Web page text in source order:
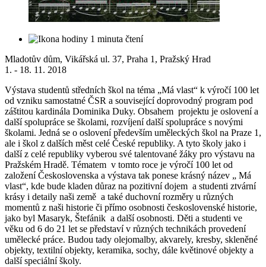
1 minuta čtení
Mladotův dům, Vikářská ul. 37, Praha 1, Pražský Hrad
1. - 18. 11. 2018
Výstava studentů středních škol na téma „Má vlast“ k výročí 100 let
od vzniku samostatné ČSR a související doprovodný program pod
záštitou kardinála Dominika Duky. Obsahem projektu je oslovení a
další spolupráce se školami, rozvíjení další spolupráce s novými
školami. Jedná se o oslovení především uměleckých škol na Praze 1,
ale i škol z dalších měst celé České republiky. A tyto školy jako i
další z celé republiky vyberou své talentované žáky pro výstavu na
Pražském Hradě. Tématem v tomto roce je výročí 100 let od
založení Československa a výstava tak ponese krásný název „ Má
vlast“, kde bude kladen důraz na pozitivní dojem a studenti ztvární
krásy i detaily naši země a také duchovní rozměry u různých
momentů z naši historie či přímo osobnosti československé historie,
jako byl Masaryk, Štefánik a další osobnosti. Děti a studenti ve
věku od 6 do 21 let se představí v různých technikách provedení
umělecké práce. Budou tady olejomalby, akvarely, kresby, skleněné
objekty, textilní objekty, keramika, sochy, dále květinové objekty a
další speciální školy.